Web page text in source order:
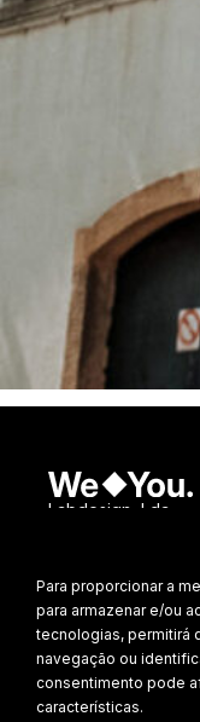
Para proporcionar a
para armazenar e/ou
tecnologias, permitirá
navegação ou
consentimento pode
características.
Labdesign, Lda.
Política de